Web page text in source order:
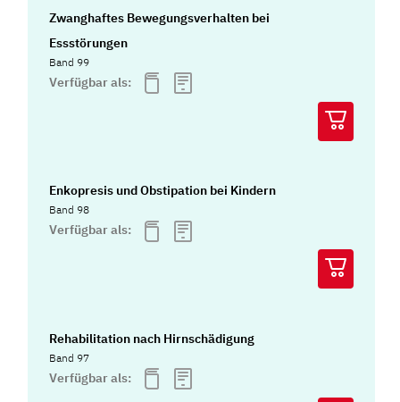
Zwanghaftes Bewegungsverhalten bei
Essstörungen
Band 99
Verfügbar als:
Enkopresis und Obstipation bei Kindern
Band 98
Verfügbar als:
Rehabilitation nach Hirnschädigung
Band 97
Verfügbar als: